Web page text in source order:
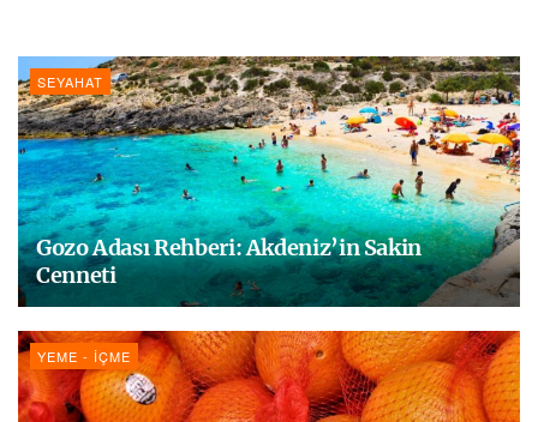
SEYAHAT
Gozo Adası Rehberi: Akdeniz’in Sakin
Cenneti
YEME - İÇME